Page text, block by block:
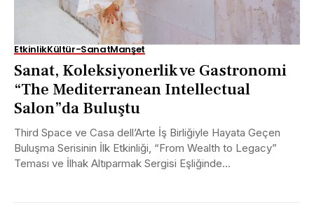
EtkinlikKültür-SanatManşet
Sanat, Koleksiyonerlik ve Gastronomi
“The Mediterranean Intellectual
Salon”da Buluştu
Third Space ve Casa dell’Arte İş Birliğiyle Hayata Geçen
Buluşma Serisinin İlk Etkinliği, “From Wealth to Legacy”
Teması ve İlhak Altıparmak Sergisi Eşliğinde...